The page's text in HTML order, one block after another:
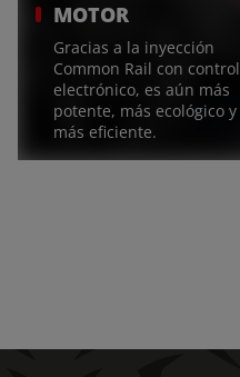
MOTOR
Gracias a la inyección
Common Rail con control
electrónico, es aún más
potente, más ecológico y
más eficiente.